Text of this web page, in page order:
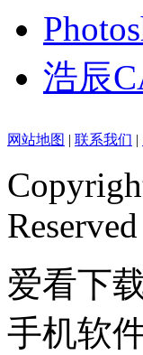
浩辰
网站地图 | 联系我们 |
爱看下
手机软